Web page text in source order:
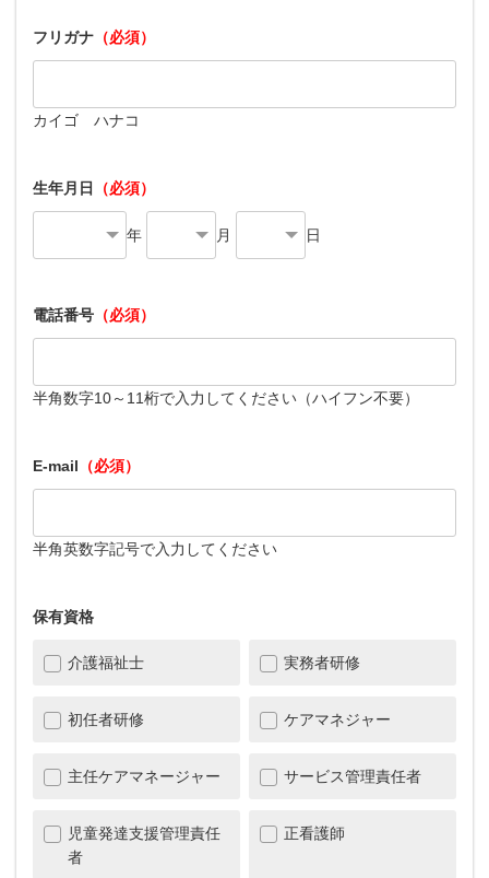
フリガナ （必須）
カイゴ ハナコ
生年月日 （必須）
年 月 日
電話番号 （必須）
半角数字10～11桁で入力してください（ハイフン不要）
E-mail （必須）
半角英数字記号で入力してください
保有資格
介護福祉士 実務者研修
初任者研修 ケアマネジャー
主任ケアマネージャー サービス管理責任者
児童発達支援管理責任
者
正看護師